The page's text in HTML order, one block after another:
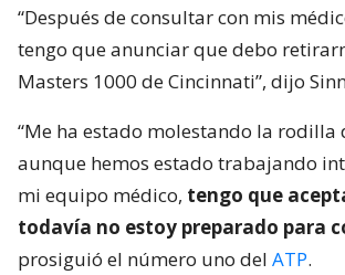
“Después de consultar con mis
tengo que anunciar que debo
Masters 1000 de Cincinnati”, dijo
“Me ha estado molestando la rodilla
aunque hemos estado trabajando
mi equipo médico, tengo que
todavía no estoy preparado para
prosiguió el número uno del ATP.